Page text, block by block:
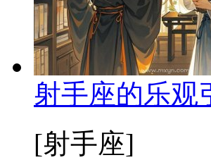
射手座的乐观
[射手座]